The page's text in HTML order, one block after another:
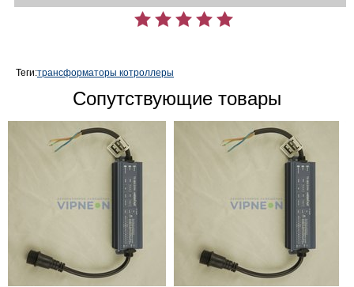
Теги:трансформаторы котроллеры
Сопутствующие товары